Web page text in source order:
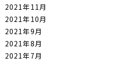
2021年11月
2021年10月
2021年9月
2021年8月
2021年7月